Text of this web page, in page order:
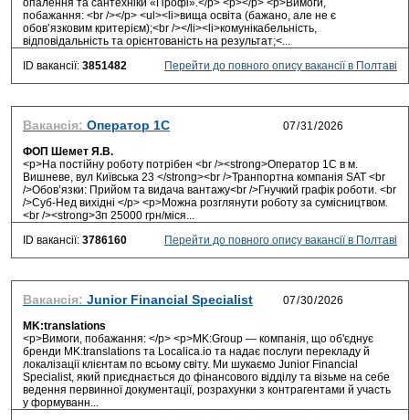
опалення та сантехніки «Профі».</p> <p></p> <p>Вимоги,
побажання: <br /></p> <ul><li>вища освіта (бажано, але не є
обов’язковим критерієм);<br /></li><li>комунікабельність,
відповідальність та орієнтованість на результат;<...
ID вакансії: 3851482 Перейти до повного опису вакансії в Полтаві
Вакансія: Оператор 1С
ФОП Шемет Я.В.
<p>На постійну роботу потрібен <br /><strong>Оператор 1С в м.
Вишневе, вул Київська 23 </strong><br />Транпортна компанія SAT <br
/>Обов’язки: Прийом та видача вантажу<br />Гнучкий графік роботи. <br
/>Суб-Нед вихідні </p> <p>Можна розглянути роботу за сумісництвом.
<br /><strong>Зп 25000 грн/міся...
ID вакансії: 3786160 Перейти до повного опису вакансії в Полтаві
Вакансія: Junior Financial Specialist
MK:translations
<p>Вимоги, побажання: </p> <p>MK:Group — компанія, що об'єднує
бренди MK:translations та Localica.io та надає послуги перекладу й
локалізації клієнтам по всьому світу. Ми шукаємо Junior Financial
Specialist, який приєднається до фінансового відділу та візьме на себе
ведення первинної документації, розрахунки з контрагентами й участь
у формуванн...